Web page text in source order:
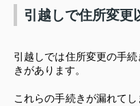
引越しで住所変更
引越しでは住所変更の手
きがあります。
これらの手続きが漏れて